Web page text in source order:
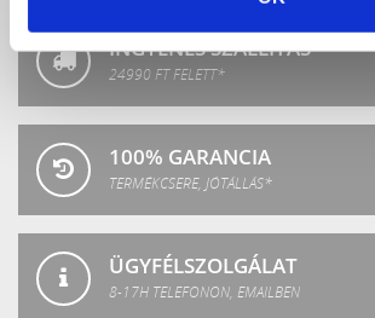
INGYENES SZÁLLÍTÁS
24990 FT FELETT*
100% GARANCIA
TERMÉKCSERE, JÓTÁLLÁS*
ÜGYFÉLSZOLGÁLAT
8-17H TELEFONON, EMAILBEN